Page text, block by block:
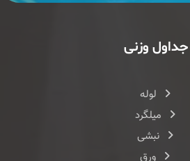
جداول وزنی
لوله
میلگرد
نبشی
ورق